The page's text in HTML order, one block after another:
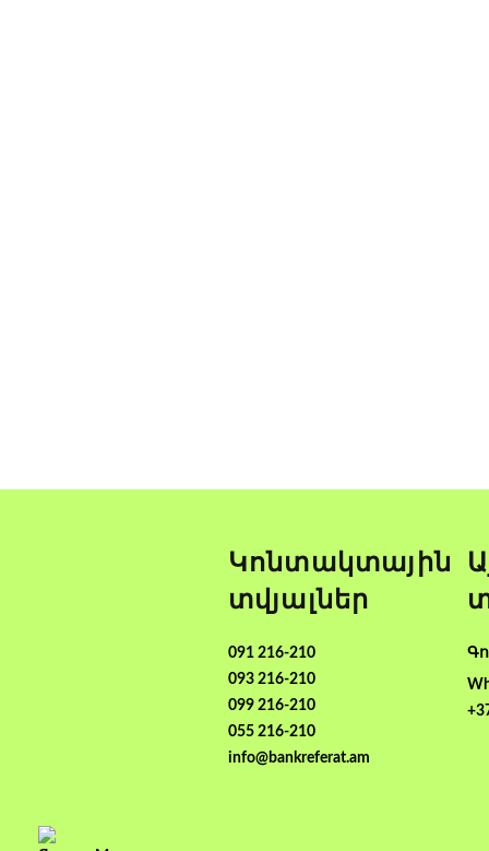
Կոնտակտային
տվյալներ
091 216-210
093 216-210
099 216-210
055 216-210
info@bankreferat.am